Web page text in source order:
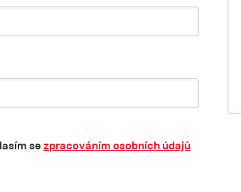
se zpracováním osobních údajů